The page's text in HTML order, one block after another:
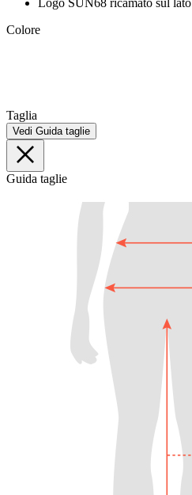
Logo SUN68 ricamato sul lato
Colore
Taglia
Vedi Guida taglie
Guida taglie